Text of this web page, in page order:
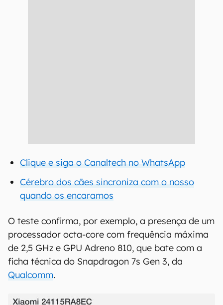
Clique e siga o Canaltech no WhatsApp
Cérebro dos cães sincroniza com o nosso
quando os encaramos
O teste confirma, por exemplo, a presença de um
processador octa-core com frequência máxima
de 2,5 GHz e GPU Adreno 810, que bate com a
ficha técnica do Snapdragon 7s Gen 3, da
Qualcomm.